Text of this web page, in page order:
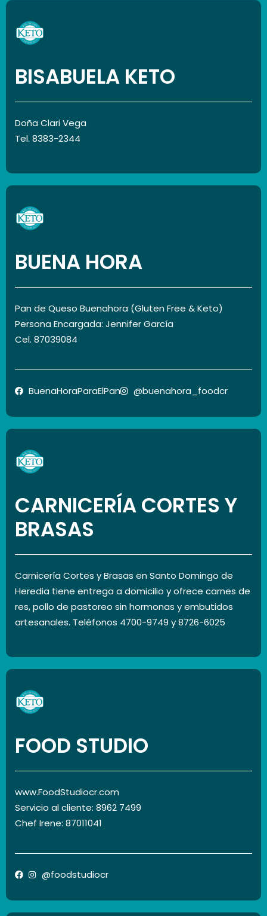
BISABUELA KETO
Doña Clari Vega
Tel. 8383-2344
BUENA HORA
Pan de Queso Buenahora (Gluten Free & Keto)
Persona Encargada: Jennifer García
Cel. 87039084
BuenaHoraParaElPan @buenahora_foodcr
CARNICERÍA CORTES Y
BRASAS
Carnicería Cortes y Brasas en Santo Domingo de
Heredia tiene entrega a domicilio y ofrece carnes de
res, pollo de pastoreo sin hormonas y embutidos
artesanales. Teléfonos 4700-9749 y 8726-6025
FOOD STUDIO
www.FoodStudiocr.com
Servicio al cliente: 8962 7499
Chef Irene: 87011041
@foodstudiocr